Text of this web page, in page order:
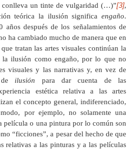
conlleva un tinte de vulgaridad (…)”[3],
teórica la ilusión significa engaño.
años después de los señalamientos de
ha cambiado mucho de manera que en
tratan las artes visuales continúan la
la ilusión como engaño, por lo que no
visuales y las narrativas y, en vez de
ilusión para dar cuenta de las
estética relativa a las artes
el concepto general, indiferenciado,
por ejemplo, no solamente una
película o una pintura por lo común son
“ficciones”, a pesar del hecho de que
relativas a las pinturas y a las películas